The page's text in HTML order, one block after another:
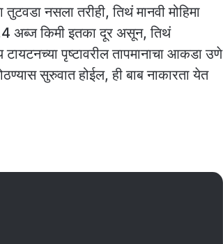
नसला तरीही, तिथं मानवी मोहिमा
अब्ज किमी इतका दूर असून, तिथं
पृष्टावरील तापमानाचा आकडा उणे
सुरुवात होईल, ही बाब नाकारता येत